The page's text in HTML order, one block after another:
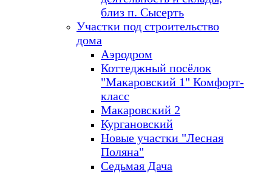
близ п. Сысерть
Участки под строительство
дома
Аэродром
Коттеджный посёлок
"Макаровский 1" Комфорт-
класс
Макаровский 2
Кургановский
Новые участки "Лесная
Поляна"
Седьмая Дача